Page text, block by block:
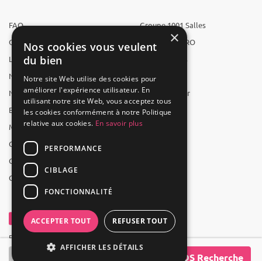
SOS Recherche
FAQ
Qui sommes-nous ?
L'équipe
Nous recrutons
Nos partenaires
Espace presse
Mentions légales
CGV
CGU
Contact
Groupe 1001 Salles
1001 Salles PRO
1001 Traiteurs
1001 Artistes
Reserverunbar
MP2
Powered by Groupe 1001Salles
×
Nos cookies vous veulent
du bien
Notre site Web utilise des cookies pour
améliorer l'expérience utilisateur. En
utilisant notre site Web, vous acceptez tous
les cookies conformément à notre Politique
relative aux cookies. En savoir plus
PERFORMANCE
CIBLAGE
FONCTIONNALITÉ
ACCEPTER TOUT REFUSER TOUT
AFFICHER LES DÉTAILS